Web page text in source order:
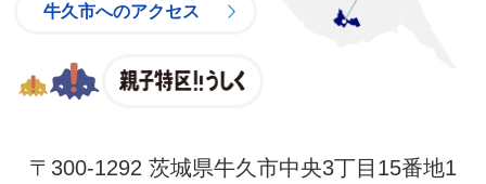
牛久市へのアクセス
〒300-1292 茨城県牛久市中央3丁目15番地1